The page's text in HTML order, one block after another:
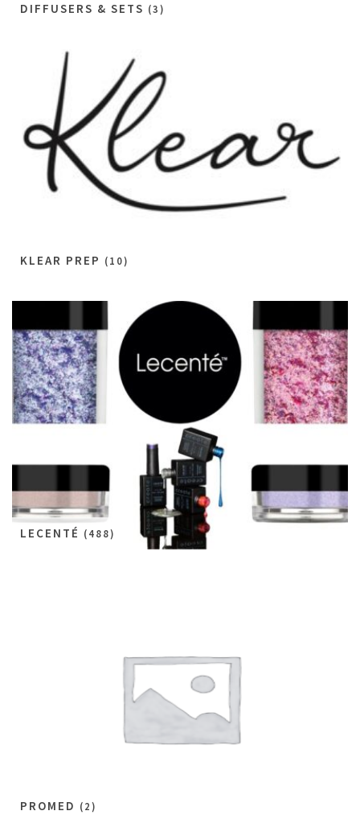
DIFFUSERS & SETS (3)
KLEAR PREP (10)
LECENTÉ (488)
PROMED (2)